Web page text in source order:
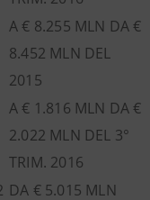
A € 8.255 MLN DA €
8.452 MLN DEL
2015
A € 1.816 MLN DA €
2.022 MLN DEL 3°
TRIM. 2016
DA € 5.015 MLN